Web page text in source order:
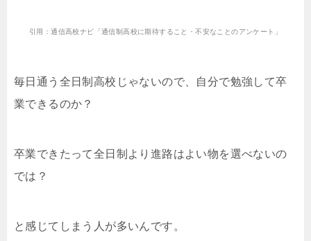
引用：通信高校ナビ「通信制高校に期待すること・不安なことのアンケート」
毎日通う全日制高校じゃないので、自分で勉強して卒
業できるのか？
卒業できたって全日制より進路はよい物を選べないの
では？
と感じてしまう人が多いんです。